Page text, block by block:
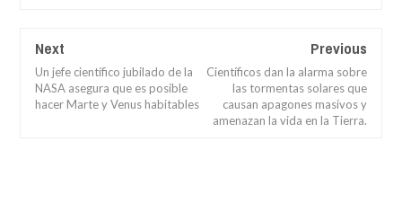
Next
Un jefe científico jubilado de la
NASA asegura que es posible
hacer Marte y Venus habitables
Previous
Científicos dan la alarma sobre
las tormentas solares que
causan apagones masivos y
amenazan la vida en la Tierra.